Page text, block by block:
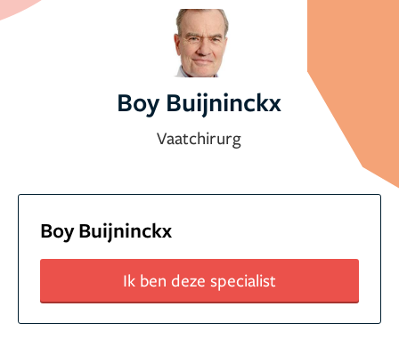
Boy Buijninckx
Vaatchirurg
Boy Buijninckx
Ik ben deze specialist